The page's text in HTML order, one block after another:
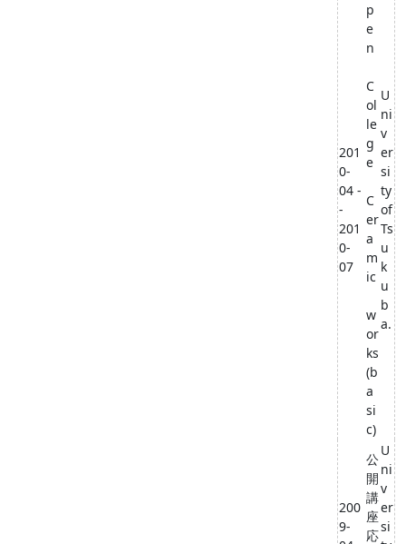
201
0-
04 -
-
201
0-
07
p
e
n
C
ol
le
g
e
C
er
a
m
ic
w
or
ks
(b
a
si
c)
U
ni
v
er
si
ty
of
Ts
u
k
u
b
a.
200
9-
公
開
講
座
応
U
ni
v
er
si